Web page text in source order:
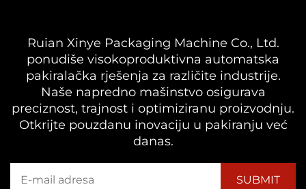
Ruian Xinye Packaging Machine Co., Ltd.
ponudiše visokoproduktivna automatska
pakiralačka rješenja za različite industrije.
Naše napredno mašinstvo osigurava
preciznost, trajnost i optimiziranu proizvodnju.
Otkrijte pouzdanu inovaciju u pakiranju već
danas.